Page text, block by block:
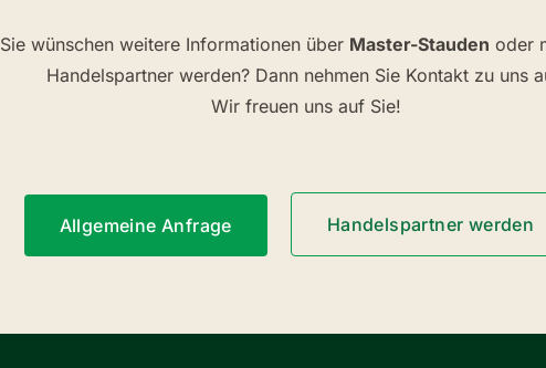
Sie wünschen weitere Informationen über Master-Stauden oder
Handelspartner werden? Dann nehmen Sie Kontakt zu uns
Wir freuen uns auf Sie!
Allgemeine Anfrage Handelspartner werden